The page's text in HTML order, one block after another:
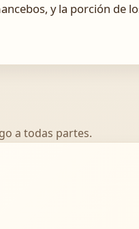
y la porción de
a todas partes.